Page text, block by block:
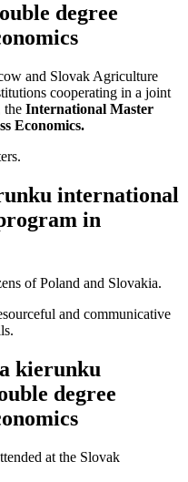
degree
and Slovak Agriculture
cooperating in a joint
the International Master
Economics.
international
in
of Poland and Slovakia.
and communicative
kierunku
degree
at the Slovak